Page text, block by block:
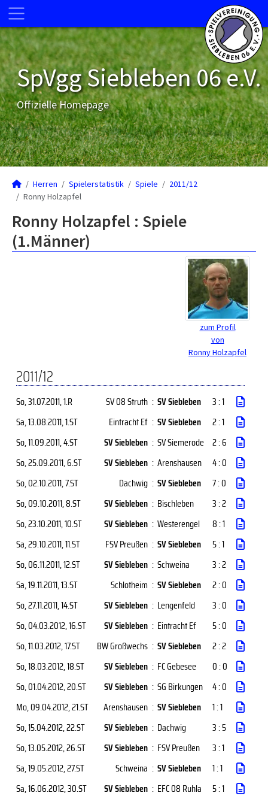
SpVgg Siebleben 06 e.V.
Offizielle Homepage
Herren Spielerstatistik Spiele
2011/12
Ronny Holzapfel
Ronny Holzapfel : Spiele
(1.Männer)
zum Profil
von
Ronny Holzapfel
2011/12
So, 31.07.2011, 1.R SV 08 Struth : SV Siebleben
3 : 1
Sa, 13.08.2011, 1.ST Eintracht Ef : SV Siebleben
2 : 1
So, 11.09.2011, 4.ST SV Siebleben : SV Siemerode 2 : 6
So, 25.09.2011, 6.ST SV Siebleben : Arenshausen
4 : 0
So, 02.10.2011, 7.ST Dachwig : SV Siebleben
7 : 0
So, 09.10.2011, 8.ST SV Siebleben : Bischleben
3 : 2
So, 23.10.2011, 10.ST SV Siebleben : Westerengel
8 : 1
Sa, 29.10.2011, 11.ST FSV Preußen : SV Siebleben
5 : 1
So, 06.11.2011, 12.ST SV Siebleben : Schweina
3 : 2
Sa, 19.11.2011, 13.ST Schlotheim : SV Siebleben
2 : 0
So, 27.11.2011, 14.ST SV Siebleben : Lengenfeld
3 : 0
So, 04.03.2012, 16.ST SV Siebleben : Eintracht Ef
5 : 0
So, 11.03.2012, 17.ST BW Großwechs : SV Siebleben
2 : 2
So, 18.03.2012, 18.ST SV Siebleben : FC Gebesee
0 : 0
So, 01.04.2012, 20.ST SV Siebleben : SG Birkungen
4 : 0
Mo, 09.04.2012, 21.ST Arenshausen : SV Siebleben
1 : 1
So, 15.04.2012, 22.ST SV Siebleben : Dachwig
3 : 5
So, 13.05.2012, 26.ST SV Siebleben : FSV Preußen
3 : 1
Sa, 19.05.2012, 27.ST Schweina : SV Siebleben
1 : 1
Sa, 16.06.2012, 30.ST SV Siebleben : EFC 08 Ruhla 5 : 1